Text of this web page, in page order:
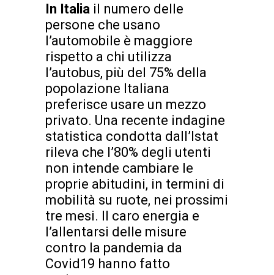
In Italia il numero delle
persone che usano
l’automobile è maggiore
rispetto a chi utilizza
l’autobus, più del 75% della
popolazione Italiana
preferisce usare un mezzo
privato. Una recente indagine
statistica condotta dall’Istat
rileva che l’80% degli utenti
non intende cambiare le
proprie abitudini, in termini di
mobilità su ruote, nei prossimi
tre mesi. Il caro energia e
l’allentarsi delle misure
contro la pandemia da
Covid19 hanno fatto